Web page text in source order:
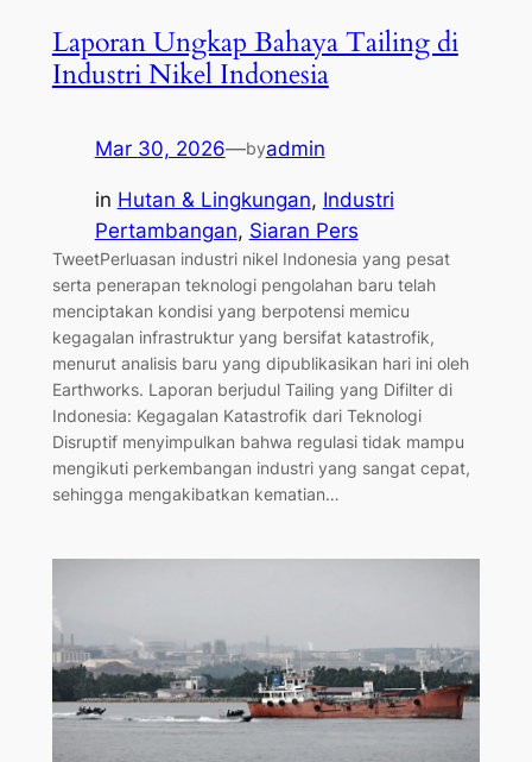
Laporan Ungkap Bahaya Tailing di
Industri Nikel Indonesia
Mar 30, 2026—byadmin
in Hutan & Lingkungan, Industri
Pertambangan, Siaran Pers
TweetPerluasan industri nikel Indonesia yang pesat
serta penerapan teknologi pengolahan baru telah
menciptakan kondisi yang berpotensi memicu
kegagalan infrastruktur yang bersifat katastrofik,
menurut analisis baru yang dipublikasikan hari ini oleh
Earthworks. Laporan berjudul Tailing yang Difilter di
Indonesia: Kegagalan Katastrofik dari Teknologi
Disruptif menyimpulkan bahwa regulasi tidak mampu
mengikuti perkembangan industri yang sangat cepat,
sehingga mengakibatkan kematian…